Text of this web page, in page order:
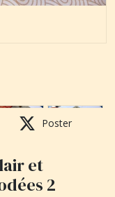
Poster
et
2